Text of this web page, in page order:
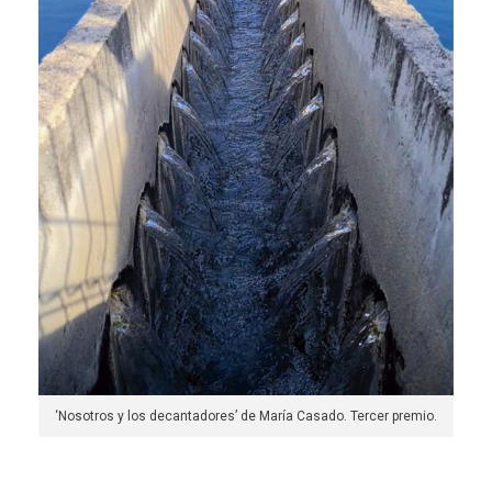
‘Nosotros y los decantadores’ de María Casado. Tercer premio.